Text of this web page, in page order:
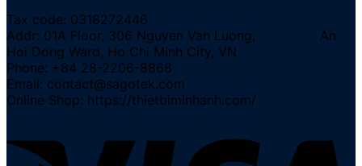
Tax code: 0318272446
Addr: 01A Floor, 306 Nguyen Van Luong, An
Hoi Dong Ward, Ho Chi Minh City, VN
Phone: +84 28-2206-8868
Email: contact@sagotek.com
Online Shop: https://thietbiminhanh.com/